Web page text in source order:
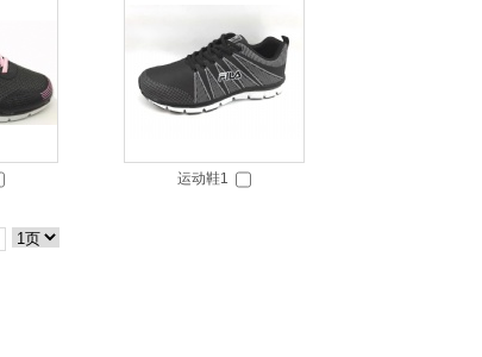
运动鞋1